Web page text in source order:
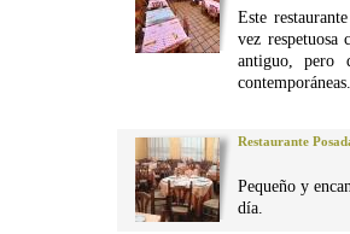
Este
vez
antiguo, pero
contemporáneas.
Restaurante
Pequeño y
día.